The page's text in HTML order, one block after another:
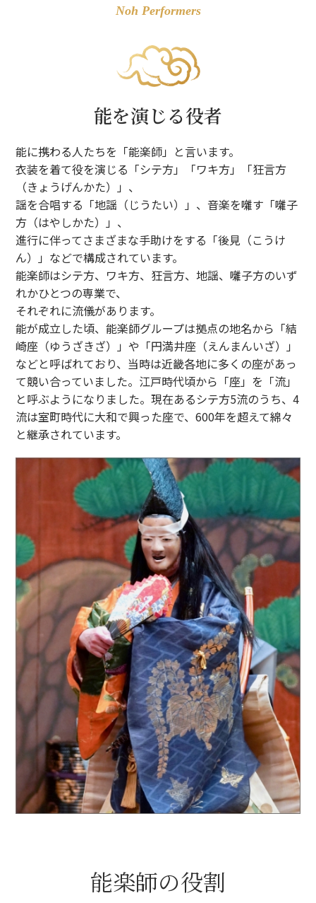
Noh Performers
能を演じる役者
能に携わる人たちを「能楽師」と言います。
衣装を着て役を演じる「シテ方」「ワキ方」「狂言方
（きょうげんかた）」、
謡を合唱する「地謡（じうたい）」、音楽を囃す「囃子
方（はやしかた）」、
進行に伴ってさまざまな手助けをする「後見（こうけ
ん）」などで構成されています。
能楽師はシテ方、ワキ方、狂言方、地謡、囃子方のいず
れかひとつの専業で、
それぞれに流儀があります。
能が成立した頃、能楽師グループは拠点の地名から「結
崎座（ゆうざきざ）」や「円満井座（えんまんいざ）」
などと呼ばれており、当時は近畿各地に多くの座があっ
て競い合っていました。江戸時代頃から「座」を「流」
と呼ぶようになりました。現在あるシテ方5流のうち、4
流は室町時代に大和で興った座で、600年を超えて綿々
と継承されています。
能楽師の役割